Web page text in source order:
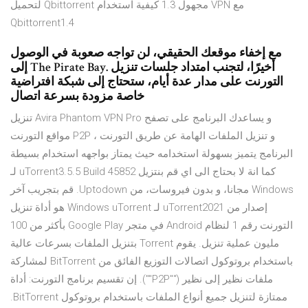
لتحميل Qbittorrent مجهول 1.3 كيفية استخدام VPN مع
Qbittorrent1.4
مع إخفاء موقعك الحقيقي، لن تواجه صعوبة في الوصول
إلى The Pirate Bay. أخيرًا، لتجنب امتداد جلسات تنزيل
التورنت على مدار عدة أيام، ستحتاج إلى شبكة افتراضية
خاصة مزودة بسرعة اتصال
تنزيل Avira Phantom VPN Pro و يساعدك البرنامج على تصفح
مواقع التورنت P2P و تنزيل الملفات الهامة عن طريق التورنت ،
البرنامج يتميز بسهولة استخدامه حيث يمتاز بواجهه استخدام بسيطة
كما انة لا بحتاج الى اي ‫قم بنتزيل uTorrent3.5.5 Build 45852 لـ
Windows مجانا، و بدون فيروسات، من Uptodown. قم بتجريب آخر
إصدار من uTorrent2021 لـ Windows uTorrent هو أداة تنزيل
التورنت رقم 1 لنظام Android في متجر Google Play بأكثر من 100
مليون عملية تنزيل. يقوم Torrent بتنزيل الملفات بسرعات عالية
باستخدام بروتوكول اتصالات التوزيع الفائق من BitTorrent لمشاركة
ملفات نظير إلى نظير (""P2P""). إن تقسيم برنامج التورنت: أداة
ممتازة لتنزيل جميع أنواع الملفات باستخدام بروتوكول BitTorrent.